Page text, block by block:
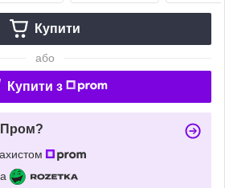
Купити
або
Купити з
Пром?